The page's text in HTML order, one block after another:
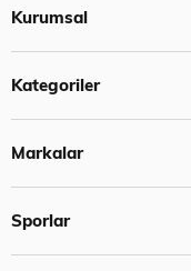
Kurumsal
Kategoriler
Markalar
Sporlar